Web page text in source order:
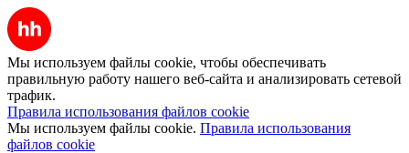
Мы используем файлы cookie, чтобы обеспечивать
правильную работу нашего веб-сайта и анализировать сетевой
трафик.
Правила использования файлов cookie
Мы используем файлы cookie. Правила использования
файлов cookie